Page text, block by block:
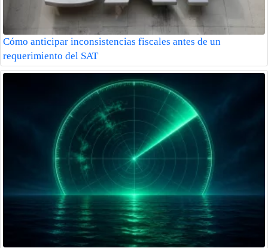
Cómo anticipar inconsistencias fiscales antes de un
requerimiento del SAT